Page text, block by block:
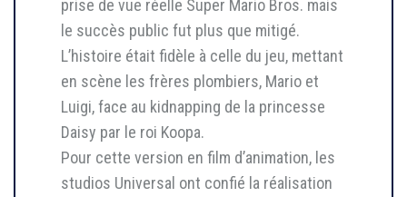
prise de vue réelle Super Mario Bros. mais
le succès public fut plus que mitigé.
L’histoire était fidèle à celle du jeu, mettant
en scène les frères plombiers, Mario et
Luigi, face au kidnapping de la princesse
Daisy par le roi Koopa.
Pour cette version en film d’animation, les
studios Universal ont confié la réalisation